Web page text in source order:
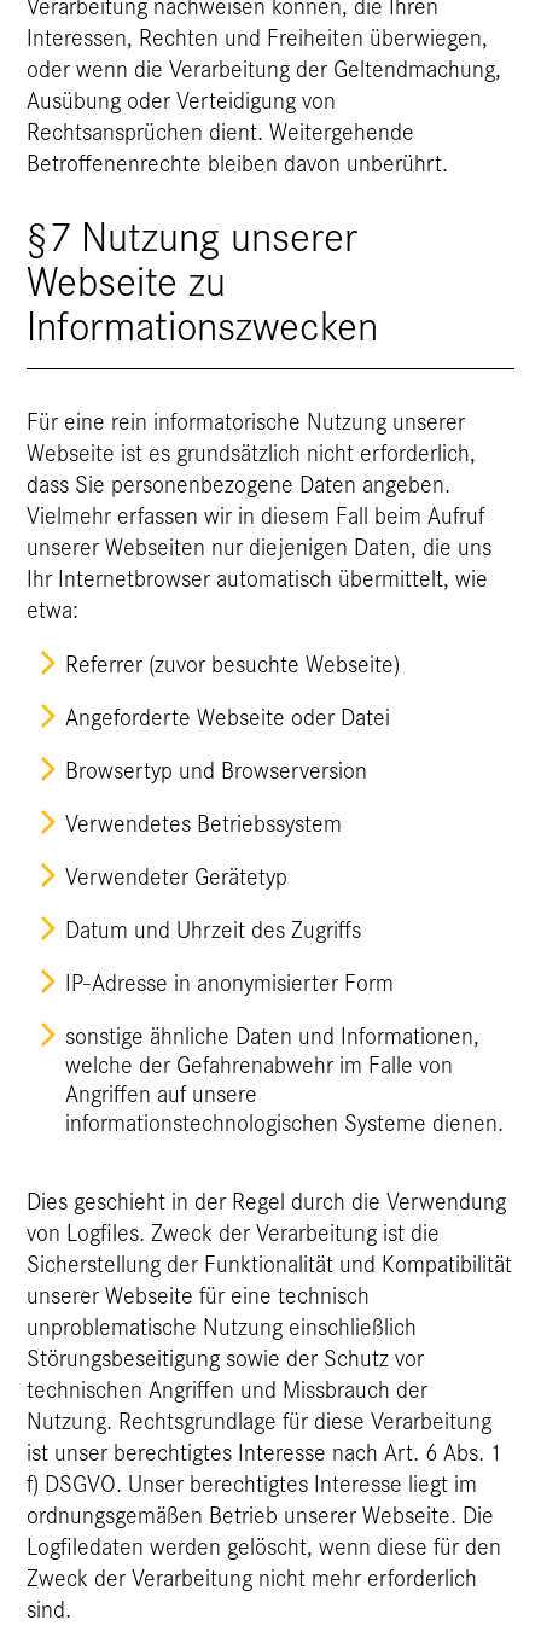
Interessen, Rechten und Freiheiten überwiegen,
oder wenn die Verarbeitung der Geltendmachung,
Ausübung oder Verteidigung von
Rechtsansprüchen dient. Weitergehende
Betroffenenrechte bleiben davon unberührt.
§7 Nutzung unserer
Webseite zu
Informationszwecken
Für eine rein informatorische Nutzung unserer
Webseite ist es grundsätzlich nicht erforderlich,
dass Sie personenbezogene Daten angeben.
Vielmehr erfassen wir in diesem Fall beim Aufruf
unserer Webseiten nur diejenigen Daten, die uns
Ihr Internetbrowser automatisch übermittelt, wie
etwa:
Referrer (zuvor besuchte Webseite)
Angeforderte Webseite oder Datei
Browsertyp und Browserversion
Verwendetes Betriebssystem
Verwendeter Gerätetyp
Datum und Uhrzeit des Zugriffs
IP-Adresse in anonymisierter Form
sonstige ähnliche Daten und Informationen,
welche der Gefahrenabwehr im Falle von
Angriffen auf unsere
informationstechnologischen Systeme dienen.
Dies geschieht in der Regel durch die Verwendung
von Logfiles. Zweck der Verarbeitung ist die
Sicherstellung der Funktionalität und Kompatibilität
unserer Webseite für eine technisch
unproblematische Nutzung einschließlich
Störungsbeseitigung sowie der Schutz vor
technischen Angriffen und Missbrauch der
Nutzung. Rechtsgrundlage für diese Verarbeitung
ist unser berechtigtes Interesse nach Art. 6 Abs. 1
f) DSGVO. Unser berechtigtes Interesse liegt im
ordnungsgemäßen Betrieb unserer Webseite. Die
Logfiledaten werden gelöscht, wenn diese für den
Zweck der Verarbeitung nicht mehr erforderlich
sind.